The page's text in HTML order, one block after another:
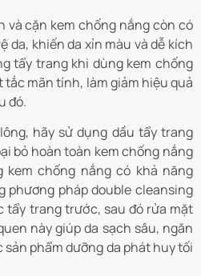
và cặn kem chống nắng còn có
da, khiến da xỉn màu và dễ kích
tẩy trang khi dùng kem chống
tắc mãn tính, làm giảm hiệu quả
đó.
hãy sử dụng dầu tẩy trang
bỏ hoàn toàn kem chống nắng
kem chống nắng có khả năng
phương pháp double cleansing
tẩy trang trước, sau đó rửa mặt
này giúp da sạch sâu, ngăn
sản phẩm dưỡng da phát huy tối